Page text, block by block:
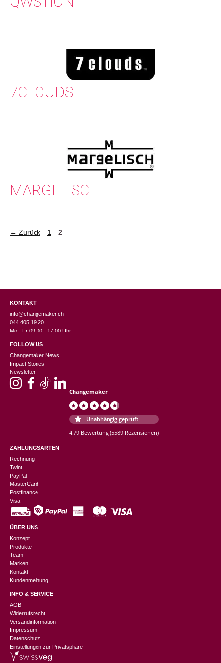
7CLOUDS
MARGELISCH
← Zurück Seite
1 Seite
2
KONTAKT
info@changemaker.ch
044 405 19 20
Mo - Fr 09:00 - 17:00 Uhr
FOLLOW US
Changemaker News
Impact Stories
Newsletter
Changemaker
Unabhängig geprüft
4.79 Bewertung (5589 Rezensionen)
ZAHLUNGSARTEN
Rechnung
Twint
PayPal
MasterCard
Postfinance
Visa
ÜBER UNS
Konzept
Produkte
Team
Marken
Kontakt
Kundenmeinung
INFO & SERVICE
AGB
Widerrufsrecht
Versandinformation
Impressum
Datenschutz
Einstellungen zur Privatsphäre